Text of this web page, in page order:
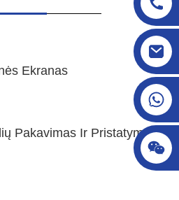
Ekranas
Pakavimas Ir Pristatymas